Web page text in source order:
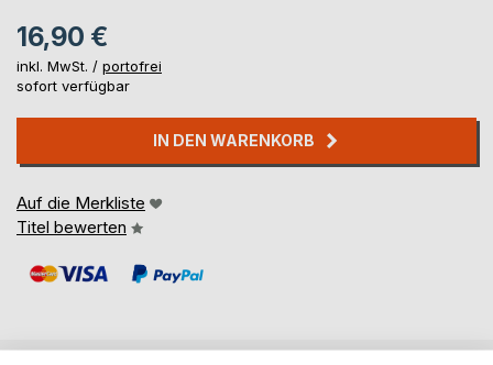
16,90 €
inkl. MwSt. / portofrei
sofort verfügbar
IN DEN WARENKORB
Auf die Merkliste
Titel bewerten